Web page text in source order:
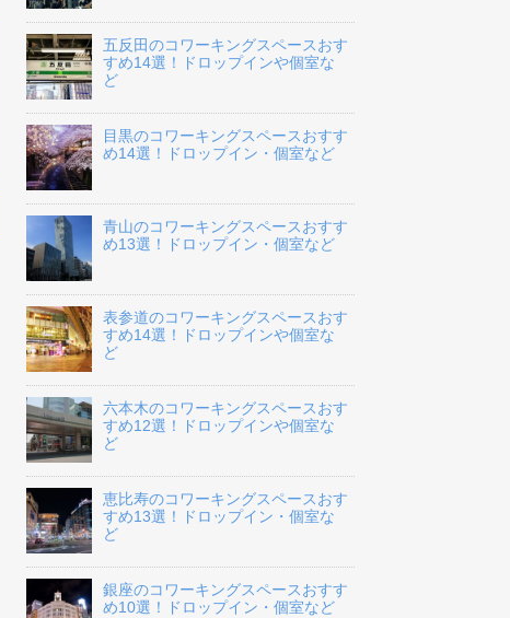
五反田のコワーキングスペースおす
すめ14選！ドロップインや個室な
ど
目黒のコワーキングスペースおすす
め14選！ドロップイン・個室など
青山のコワーキングスペースおすす
め13選！ドロップイン・個室など
表参道のコワーキングスペースおす
すめ14選！ドロップインや個室な
ど
六本木のコワーキングスペースおす
すめ12選！ドロップインや個室な
ど
恵比寿のコワーキングスペースおす
すめ13選！ドロップイン・個室な
ど
銀座のコワーキングスペースおすす
め10選！ドロップイン・個室など